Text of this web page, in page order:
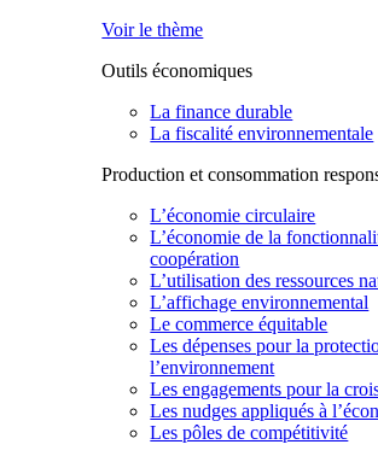
Voir le thème
Outils économiques
La finance durable
La fiscalité environnementale
Production et consommation
L’économie circulaire
L’économie de la
coopération
L’utilisation des ressources
L’affichage environnemental
Le commerce équitable
Les dépenses pour la
l’environnement
Les engagements pour la
Les nudges appliqués à
Les pôles de compétitivité